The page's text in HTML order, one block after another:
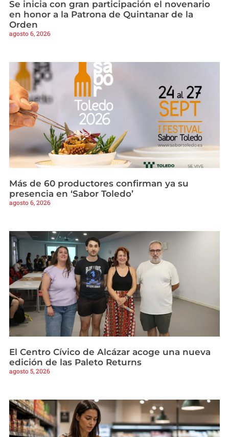
Se inicia con gran participación el novenario
en honor a la Patrona de Quintanar de la
Orden
agosto 6, 2026
Más de 60 productores confirman ya su
presencia en ‘Sabor Toledo’
agosto 6, 2026
El Centro Cívico de Alcázar acoge una nueva
edición de las Paleto Returns
agosto 5, 2026